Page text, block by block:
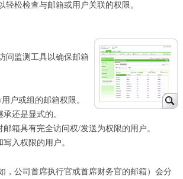
轻松检查与邮箱或用户关联的权限。
问监测工具以确保邮箱
户或组的邮箱权限。
还是显式的。
箱具有完全访问权/发送为权限的用户。
入权限的用户。
，公司首席执行官或首席财务官的邮箱）会分